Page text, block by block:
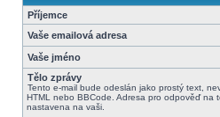
Příjemce
Vaše emailová adresa
Vaše jméno
Tělo zprávy
Tento e-mail bude odeslán jako prostý text,
HTML nebo BBCode. Adresa pro odpověď na
nastavena na vaši.